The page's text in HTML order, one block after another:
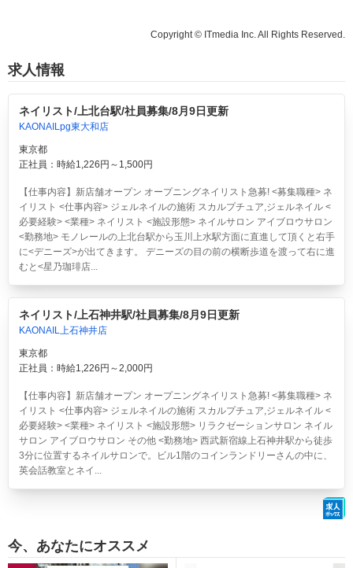
Copyright © ITmedia Inc. All Rights Reserved.
求人情報
ネイリスト/上北台駅/社員募集/8月9日更新
KAONAILpg東大和店
東京都
正社員：時給1,226円～1,500円
【仕事内容】新店舗オープン オープニングネイリスト急募! <募集職種> ネ
イリスト <仕事内容> ジェルネイルの施術 スカルプチュア,ジェルネイル <
必要経験> <業種> ネイリスト <施設形態> ネイルサロン アイブロウサロン
<勤務地> モノレールの上北台駅から玉川上水駅方面に直進して頂くと右手
に<デニーズ>が出てきます。 デニーズの目の前の横断歩道を渡って右に進
むと<星乃珈琲店...
ネイリスト/上石神井駅/社員募集/8月9日更新
KAONAIL上石神井店
東京都
正社員：時給1,226円～2,000円
【仕事内容】新店舗オープン オープニングネイリスト急募! <募集職種> ネ
イリスト <仕事内容> ジェルネイルの施術 スカルプチュア,ジェルネイル <
必要経験> <業種> ネイリスト <施設形態> リラクゼーションサロン ネイル
サロン アイブロウサロン その他 <勤務地> 西武新宿線上石神井駅から徒歩
3分に位置するネイルサロンで。ビル1階のコインランドリーさんの中に、
英会話教室とネイ...
今、あなたにオススメ